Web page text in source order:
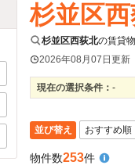
杉並区
杉並区西荻北の賃貸
2026年08月07日更新
現在の選択条件： -
並び替え
物件数253件